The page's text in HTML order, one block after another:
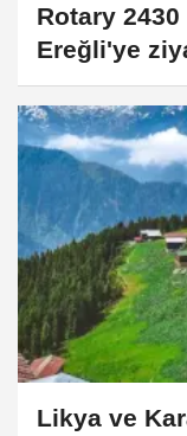
Rotary
Ereğli'ye
Likya ve